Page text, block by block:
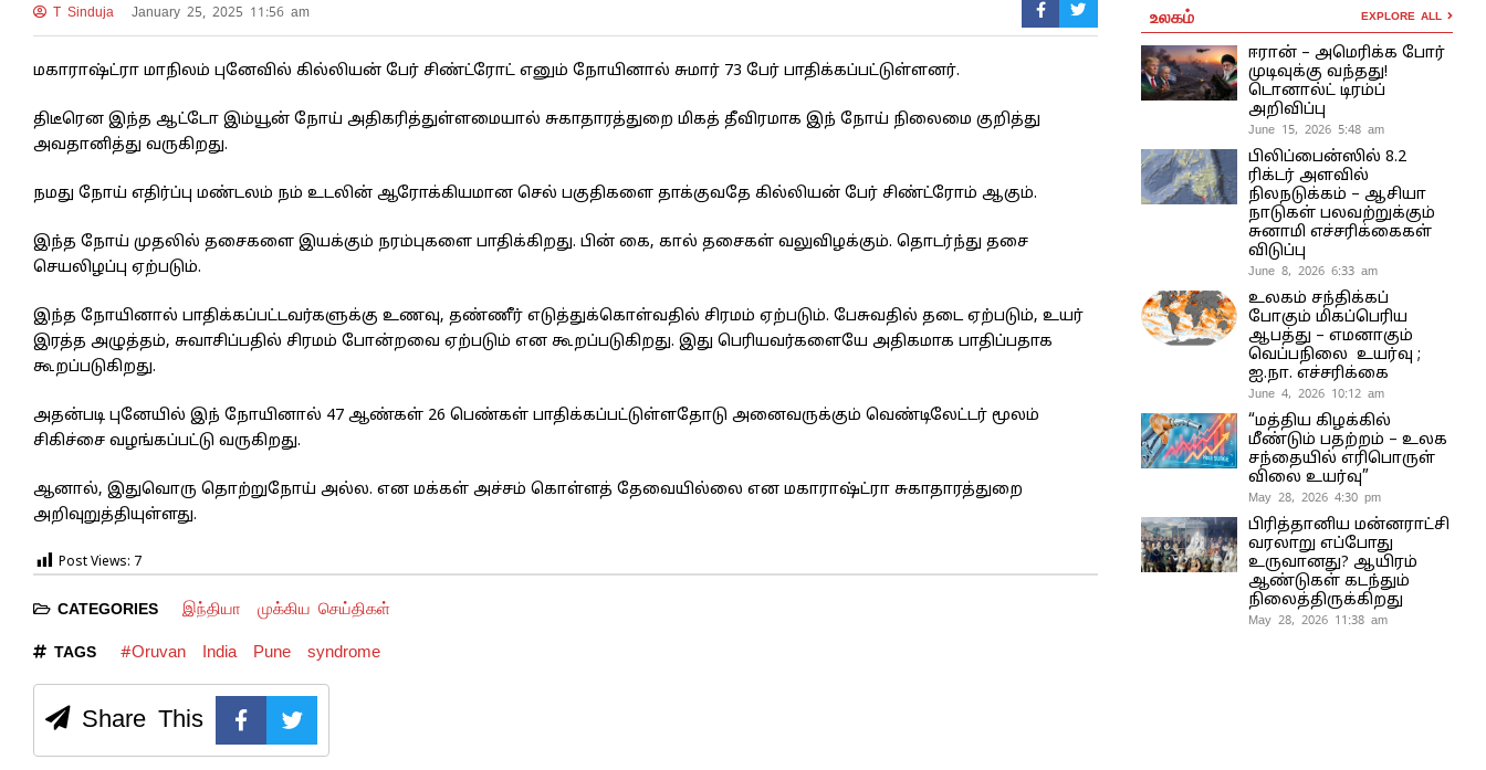
T Sinduja January 25, 2025 11:56 am
மகாராஷ்ட்ரா மாநிலம் புனேவில் கில்லியன் பேர் சிண்ட்ரோட் எனும் நோயினால் சுமார் 73 பேர் பாதிக்கப்பட்டுள்ளனர்.
திடீரென இந்த ஆட்டோ இம்யூன் நோய் அதிகரித்துள்ளமையால் சுகாதாரத்துறை மிகத் தீவிரமாக இந் நோய் நிலைமை குறித்து
அவதானித்து வருகிறது.
நமது நோய் எதிர்ப்பு மண்டலம் நம் உடலின் ஆரோக்கியமான செல் பகுதிகளை தாக்குவதே கில்லியன் பேர் சிண்ட்ரோம் ஆகும்.
இந்த நோய் முதலில் தசைகளை இயக்கும் நரம்புகளை பாதிக்கிறது. பின் கை, கால் தசைகள் வலுவிழக்கும். தொடர்ந்து தசை
செயலிழப்பு ஏற்படும்.
இந்த நோயினால் பாதிக்கப்பட்டவர்களுக்கு உணவு, தண்ணீர் எடுத்துக்கொள்வதில் சிரமம் ஏற்படும். பேசுவதில் தடை ஏற்படும், உயர்
இரத்த அழுத்தம், சுவாசிப்பதில் சிரமம் போன்றவை ஏற்படும் என கூறப்படுகிறது. இது பெரியவர்களையே அதிகமாக பாதிப்பதாக
கூறப்படுகிறது.
அதன்படி புனேயில் இந் நோயினால் 47 ஆண்கள் 26 பெண்கள் பாதிக்கப்பட்டுள்ளதோடு அனைவருக்கும் வெண்டிலேட்டர் மூலம்
சிகிச்சை வழங்கப்பட்டு வருகிறது.
ஆனால், இதுவொரு தொற்றுநோய் அல்ல. என மக்கள் அச்சம் கொள்ளத் தேவையில்லை என மகாராஷ்ட்ரா சுகாதாரத்துறை
அறிவுறுத்தியுள்ளது.
Post Views: 7
CATEGORIES இந்தியா முக்கிய செய்திகள்
TAGS #Oruvan India Pune syndrome
Share This
உலகம் EXPLORE ALL
ஈரான் – அமெரிக்க போர்
முடிவுக்கு வந்தது!
டொனால்ட் டிரம்ப்
அறிவிப்பு
June 15, 2026 5:48 am
பிலிப்பைன்ஸில் 8.2
ரிக்டர் அளவில்
நிலநடுக்கம் – ஆசியா
நாடுகள் பலவற்றுக்கும்
சுனாமி எச்சரிக்கைகள்
விடுப்பு
June 8, 2026 6:33 am
உலகம் சந்திக்கப்
போகும் மிகப்பெரிய
ஆபத்து – எமனாகும்
வெப்பநிலை உயர்வு ;
ஐ.நா. எச்சரிக்கை
June 4, 2026 10:12 am
“மத்திய கிழக்கில்
மீண்டும் பதற்றம் – உலக
சந்தையில் எரிபொருள்
விலை உயர்வு”
May 28, 2026 4:30 pm
பிரித்தானிய மன்னராட்சி
வரலாறு எப்போது
உருவானது? ஆயிரம்
ஆண்டுகள் கடந்தும்
நிலைத்திருக்கிறது
May 28, 2026 11:38 am